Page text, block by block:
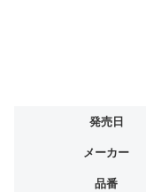
発売日
メーカー
品番